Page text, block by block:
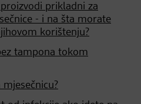
prikladni za
- i na šta morate
korištenju?
tampona tokom